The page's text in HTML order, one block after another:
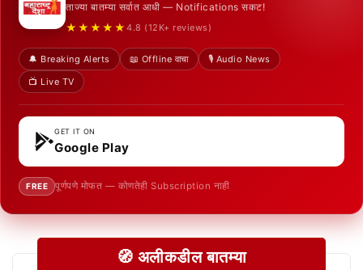
ताज्या बातम्या सर्वात आधी — Notifications सकट!
★★★★★ 4.8 (12K+ reviews)
🔔 Breaking Alerts 📖 Offline वाचा
🎙️ Audio News
📺 Live TV
GET IT ON
Google Play
FREE पूर्णपणे मोफत — कोणतेही Subscription नाही
🧭 अलीकडील बातम्या